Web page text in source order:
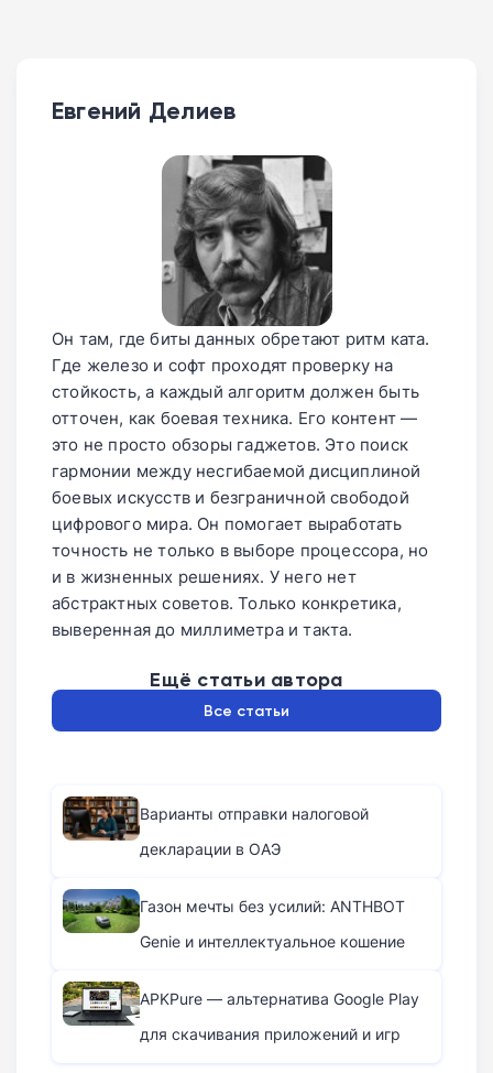
Евгений Делиев
Он там, где биты данных обретают ритм ката.
Где железо и софт проходят проверку на
стойкость, а каждый алгоритм должен быть
отточен, как боевая техника. Его контент —
это не просто обзоры гаджетов. Это поиск
гармонии между несгибаемой дисциплиной
боевых искусств и безграничной свободой
цифрового мира. Он помогает выработать
точность не только в выборе процессора, но
и в жизненных решениях. У него нет
абстрактных советов. Только конкретика,
выверенная до миллиметра и такта.
Ещё статьи автора
Все статьи
Варианты отправки налоговой
декларации в ОАЭ
Газон мечты без усилий: ANTHBOT
Genie и интеллектуальное кошение
APKPure — альтернатива Google Play
для скачивания приложений и игр